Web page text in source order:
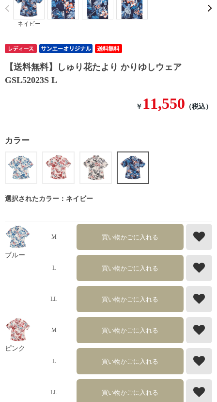
ネイビー
【送料無料】しゅり花たより かりゆしウェア
GSL52023S L
￥ 11,550 （税込）
カラー
選択されたカラー：ネイビー
ブルー
M 買い物かごに入れる
L 買い物かごに入れる
LL 買い物かごに入れる
ピンク
M 買い物かごに入れる
L 買い物かごに入れる
LL 買い物かごに入れる